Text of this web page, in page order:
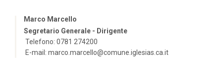
Marco Marcello
Segretario Generale - Dirigente
Telefono: 0781 274200
E-mail: marco.marcello@comune.iglesias.ca.it